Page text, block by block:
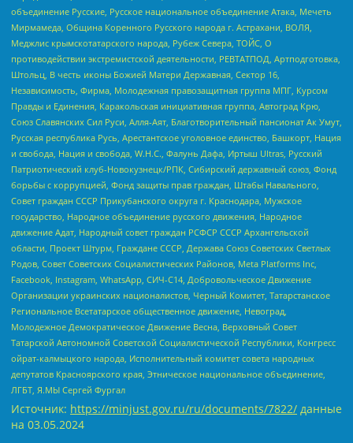
объединение Русские, Русское национальное объединение Атака, Мечеть
Мирмамеда, Община Коренного Русского народа г. Астрахани, ВОЛЯ,
Меджлис крымскотатарского народа, Рубеж Севера, ТОЙС, О
противодействии экстремистской деятельности, РЕВТАТПОД, Артподготовка,
Штольц, В честь иконы Божией Матери Державная, Сектор 16,
Независимость, Фирма, Молодежная правозащитная группа МПГ, Курсом
Правды и Единения, Каракольская инициативная группа, Автоград Крю,
Союз Славянских Сил Руси, Алля-Аят, Благотворительный пансионат Ак Умут,
Русская республика Русь, Арестантское уголовное единство, Башкорт, Нация
и свобода, Нация и свобода, W.H.С., Фалунь Дафа, Иртыш Ultras, Русский
Патриотический клуб-Новокузнецк/РПК, Сибирский державный союз, Фонд
борьбы с коррупцией, Фонд защиты прав граждан, Штабы Навального,
Совет граждан СССР Прикубанского округа г. Краснодара, Мужское
государство, Народное объединение русского движения, Народное
движение Адат, Народный совет граждан РСФСР СССР Архангельской
области, Проект Штурм, Граждане СССР, Держава Союз Советских Светлых
Родов, Совет Советских Социалистических Районов, Meta Platforms Inc,
Facebook, Instagram, WhatsApp, СИЧ-С14, Добровольческое Движение
Организации украинских националистов, Черный Комитет, Татарстанское
Региональное Всетатарское общественное движение, Невоград,
Молодежное Демократическое Движение Весна, Верховный Совет
Татарской Автономной Советской Социалистической Республики, Конгресс
ойрат-калмыцкого народа, Исполнительный комитет совета народных
депутатов Красноярского края, Этническое национальное объединение,
ЛГБТ, Я.МЫ Сергей Фургал
Источник: https://minjust.gov.ru/ru/documents/7822/ данные
на 03.05.2024